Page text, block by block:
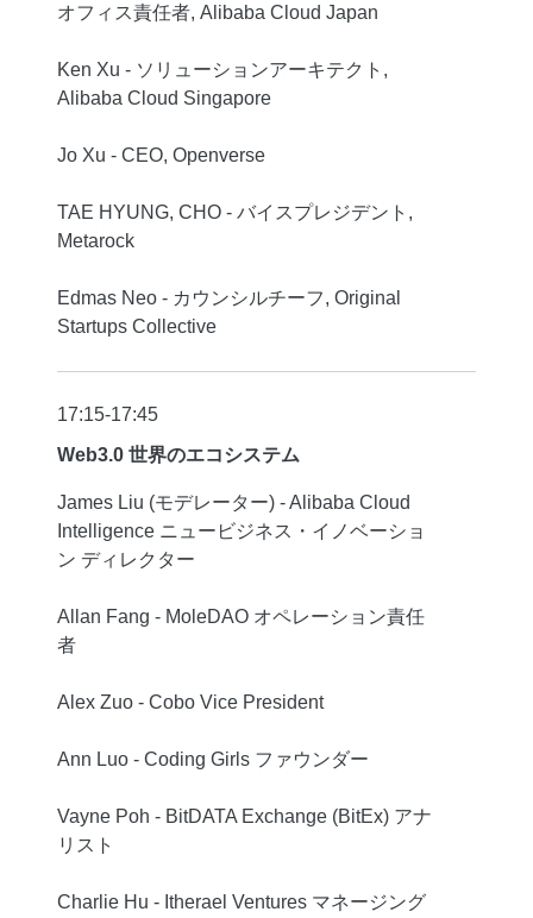
オフィス責任者, Alibaba Cloud Japan
Ken Xu - ソリューションアーキテクト,
Alibaba Cloud Singapore
Jo Xu - CEO, Openverse
TAE HYUNG, CHO - バイスプレジデント,
Metarock
Edmas Neo - カウンシルチーフ, Original
Startups Collective
17:15-17:45
Web3.0 世界のエコシステム
James Liu (モデレーター) - Alibaba Cloud
Intelligence ニュービジネス・イノベーショ
ン ディレクター
Allan Fang - MoleDAO オペレーション責任
者
Alex Zuo - Cobo Vice President
Ann Luo - Coding Girls ファウンダー
Vayne Poh - BitDATA Exchange (BitEx) アナ
リスト
Charlie Hu - Itherael Ventures マネージング